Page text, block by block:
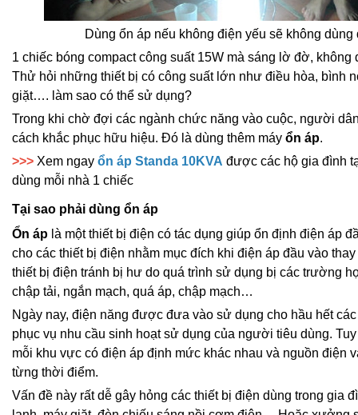
Dùng ổn áp nếu không điện yếu sẽ không
1 chiếc bóng compact công suất 15W mà sáng lờ đờ, không
Thử hỏi những thiết bị có công suất lớn như điều hòa, bình
giặt…. làm sao có thể sử dụng?
Trong khi chờ đợi các ngành chức năng vào cuộc, người
cách khắc phục hữu hiệu. Đó là dùng thêm máy ổn áp.
>>> Xem ngay ổn áp Standa 10KVA được các hộ gia đình
dùng mỗi nhà 1 chiếc
Tại sao phải dùng ổn áp
Ổn áp là một thiết bị điện có tác dụng giúp ổn định điện áp
cho các thiết bị điện nhằm mục đích khi điện áp đầu vào
thiết bị điện tránh bị hư do quá trình sử dụng bị các trường
chập tải, ngắn mạch, quá áp, chập mạch…
Ngày nay, điện năng được đưa vào sử dụng cho hầu hết
phục vụ nhu cầu sinh hoạt sử dụng của người tiêu dùng.
mỗi khu vực có điện áp định mức khác nhau và nguồn điện
từng thời điểm.
Vấn đề này rất dễ gây hỏng các thiết bị điện dùng trong gia